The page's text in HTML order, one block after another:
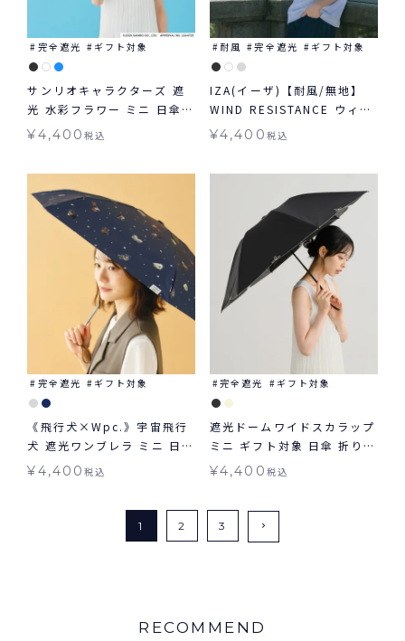
完全遮光 ギフト対象
サンリオキャラクターズ 遮
光 水彩フラワー ミニ 日傘
折りたたみ ギフト対象 晴雨
¥4,400税込
耐風 完全遮光 ギフト対象
IZA(イーザ)【耐風/無地】
WIND RESISTANCE ウィン
ドレジスタンス 日傘 折りた
¥4,400 税込
完全遮光 ギフト対象
《飛行犬×Wpc.》宇宙飛行
犬 遮光ワンブレラ ミニ 日傘
折りたたみ ギフト対象 晴雨
¥4,400税込
完全遮光 ギフト対象
遮光ドームワイドスカラップ
ミニ ギフト対象 日傘 折りた
たみ傘 晴雨兼用 Wpc.
¥4,400 税込
1 2 3
RECOMMEND